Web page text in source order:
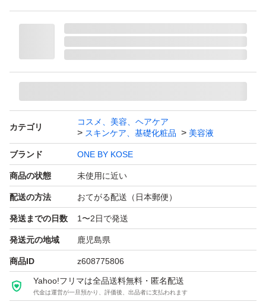
カテゴリ
コスメ、美容、ヘアケア
スキンケア、基礎化粧品
美容液
ブランド ONE BY KOSE
商品の状態 未使用に近い
配送の方法 おてがる配送（日本郵便）
発送までの日数 1〜2日で発送
発送元の地域 鹿児島県
商品ID z608775806
Yahoo!フリマは全品送料無料・匿名配送
代金は運営が一旦預かり、評価後、出品者に支払われます